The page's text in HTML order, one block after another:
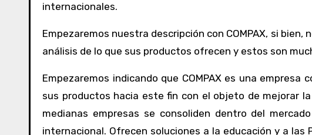
internacionales.
Empezaremos nuestra descripción con COMPAX, si
análisis de lo que sus productos ofrecen y estos son
Empezaremos indicando que COMPAX es una
sus productos hacia este fin con el objeto de mejorar
medianas empresas se consoliden dentro del
internacional. Ofrecen soluciones a la educación y a las